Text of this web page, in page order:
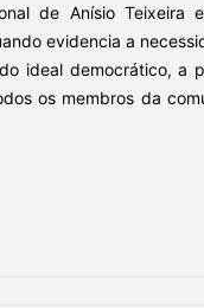
de Anísio Teixeira
evidencia a
ideal democrático, a
os membros da